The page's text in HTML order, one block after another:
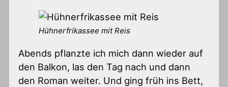
Hühnerfrikassee mit Reis
Abends pflanzte ich mich dann wieder auf
den Balkon, las den Tag nach und dann
den Roman weiter. Und ging früh ins Bett,